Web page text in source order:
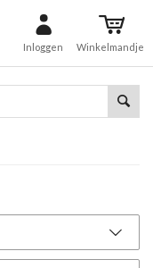
Inloggen Winkelmandje